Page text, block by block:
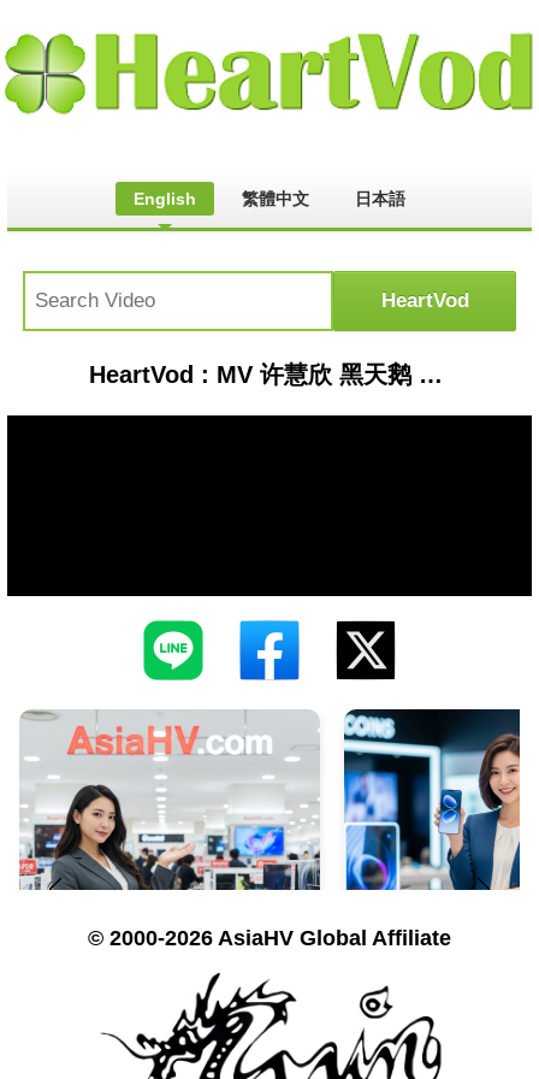
English 繁體中文 日本語
HeartVod : MV 许慧欣 黑天鹅 音扑网 10721
© 2000-2026 AsiaHV Global Affiliate